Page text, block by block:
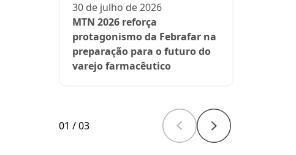
30 de julho de 2026
MTN 2026 reforça
protagonismo da Febrafar na
preparação para o futuro do
varejo farmacêutico
01 /03